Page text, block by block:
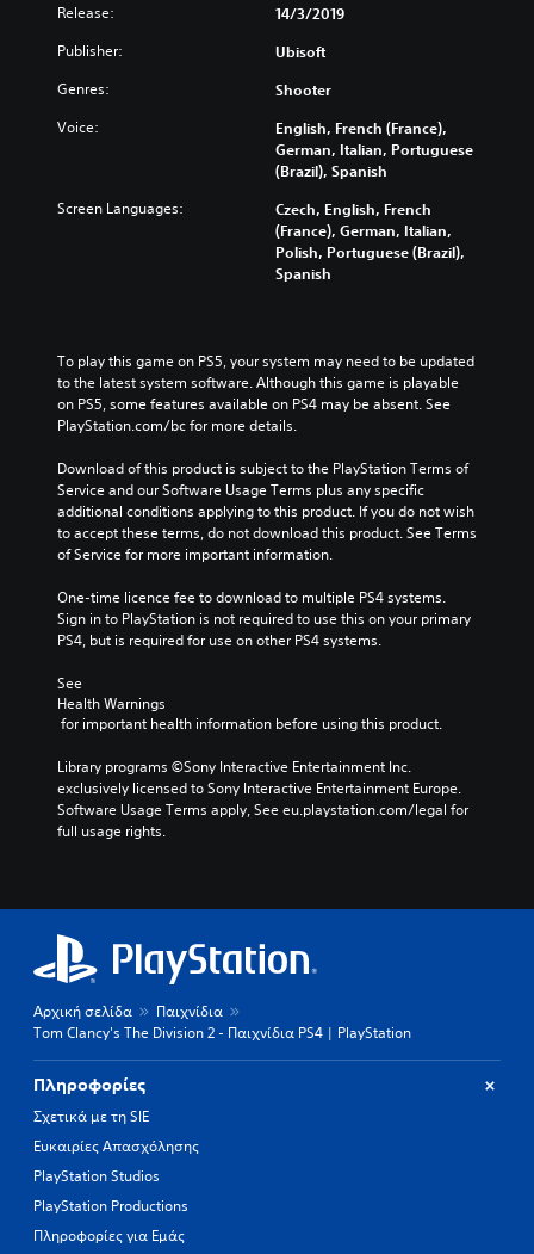
Release: 14/3/2019
Publisher: Ubisoft
Genres: Shooter
Voice:
English, French (France),
German, Italian, Portuguese
(Brazil), Spanish
Screen Languages:
Czech, English, French
(France), German, Italian,
Polish, Portuguese (Brazil),
Spanish
To play this game on PS5, your system may need to be updated
to the latest system software. Although this game is playable
on PS5, some features available on PS4 may be absent. See
PlayStation.com/bc for more details.
Download of this product is subject to the PlayStation Terms of
Service and our Software Usage Terms plus any specific
additional conditions applying to this product. If you do not wish
to accept these terms, do not download this product. See Terms
of Service for more important information.
One-time licence fee to download to multiple PS4 systems.
Sign in to PlayStation is not required to use this on your primary
PS4, but is required for use on other PS4 systems.
See
Health Warnings
for important health information before using this product.
Library programs ©Sony Interactive Entertainment Inc.
exclusively licensed to Sony Interactive Entertainment Europe.
Software Usage Terms apply, See eu.playstation.com/legal for
full usage rights.
Αρχική σελίδα
Παιχνίδια
Tom Clancy's The Division 2 - Παιχνίδια PS4 | PlayStation
Πληροφορίες
Σχετικά με τη SIE
Ευκαιρίες Απασχόλησης
PlayStation Studios
PlayStation Productions
Πληροφορίες για Εμάς